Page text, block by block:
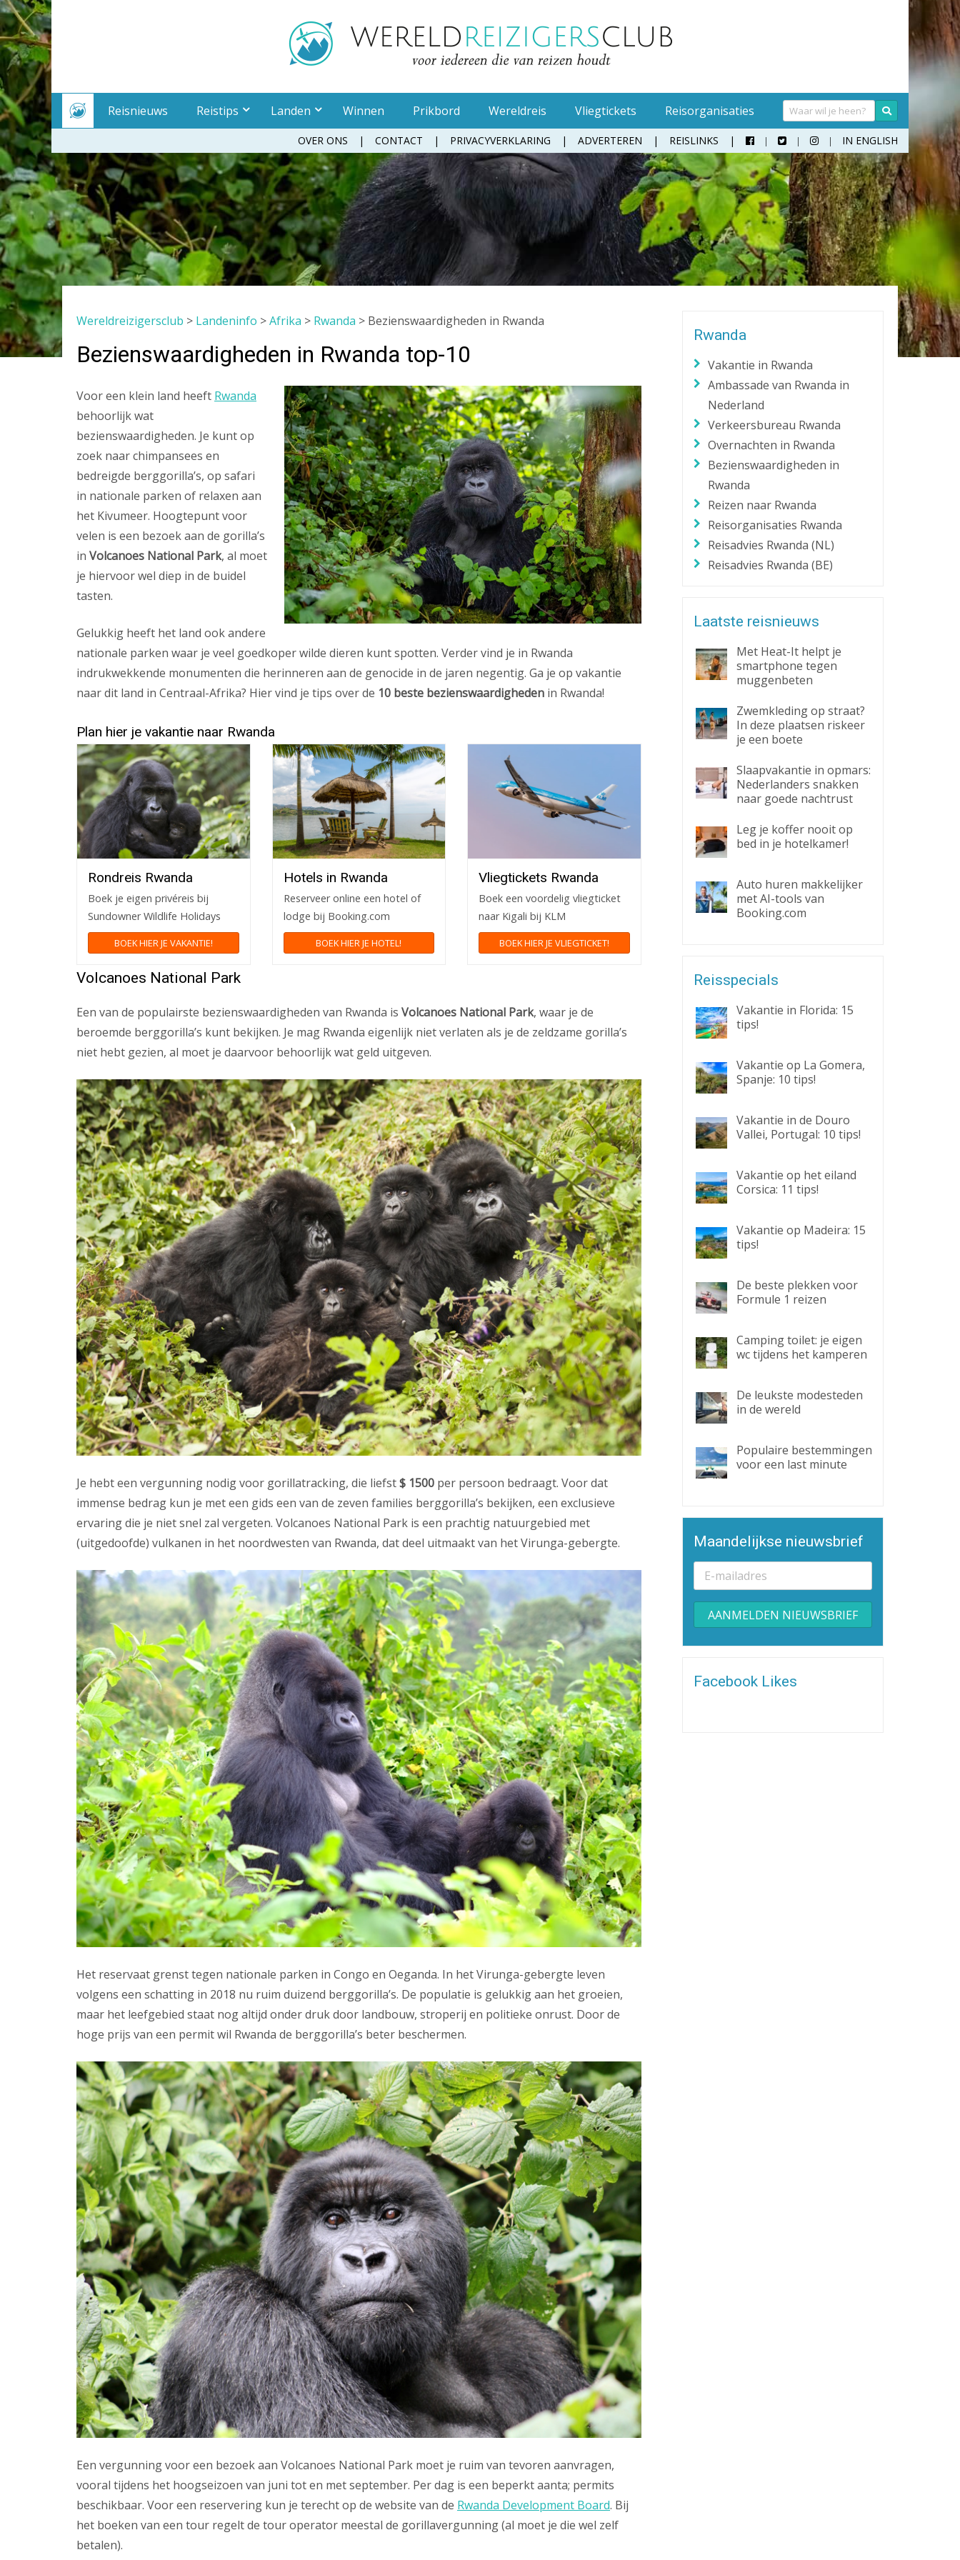
Meteen
naar
inhoud
Reisnieuws Reistips
Muggenspray
Oordopjes
Tandenborstel
Handwasmiddel
Hangmat
Klamboe
Koffer
Moneybelt
Zaklantaarn
Sokken
Teenslippers
Wandelschoenen
Zonnebril
Landen Winnen Prikbord Wereldreis Vliegtickets Reisorganisaties
OVER ONS CONTACT PRIVACYVERKLARING ADVERTEREN REISLINKS    IN ENGLISH
Wereldreizigersclub > Landeninfo >Afrika > Rwanda > Bezienswaardigheden in Rwanda
Bezienswaardigheden in Rwanda top-10
Voor een klein land heeft Rwanda
behoorlijk wat
bezienswaardigheden. Je kunt op
zoek naar chimpansees en
bedreigde berggorilla’s, op safari
in nationale parken of relaxen aan
het Kivumeer. Hoogtepunt voor
velen is een bezoek aan de gorilla’s
in Volcanoes National Park, al moet
je hiervoor wel diep in de buidel
tasten.
Gelukkig heeft het land ook andere
nationale parken waar je veel goedkoper wilde dieren kunt spotten. Verder vind je in Rwanda
indrukwekkende monumenten die herinneren aan de genocide in de jaren negentig. Ga je op vakantie
naar dit land in Centraal-Afrika? Hier vind je tips over de 10 beste bezienswaardigheden in Rwanda!
Plan hier je vakantie naar Rwanda
Rondreis Rwanda
Boek je eigen privéreis bij
Sundowner Wildlife Holidays
BOEK HIER JE VAKANTIE!
Hotels in Rwanda
Reserveer online een hotel of
lodge bij Booking.com
BOEK HIER JE HOTEL!
Vliegtickets Rwanda
Boek een voordelig vliegticket
naar Kigali bij KLM
BOEK HIER JE VLIEGTICKET!
Volcanoes National Park
Een van de populairste bezienswaardigheden van Rwanda is Volcanoes National Park, waar je de
beroemde berggorilla’s kunt bekijken. Je mag Rwanda eigenlijk niet verlaten als je de zeldzame gorilla’s
niet hebt gezien, al moet je daarvoor behoorlijk wat geld uitgeven.
Je hebt een vergunning nodig voor gorillatracking, die liefst$ 1500 per persoon bedraagt. Voor dat
immense bedrag kun je met een gids een van de zeven families berggorilla’s bekijken, een exclusieve
ervaring die je niet snel zal vergeten. Volcanoes National Park is een prachtig natuurgebied met
(uitgedoofde) vulkanen in het noordwesten van Rwanda, dat deel uitmaakt van het Virunga-gebergte.
Het reservaat grenst tegen nationale parken in Congo en Oeganda. In het Virunga-gebergte leven
volgens een schatting in 2018 nu ruim duizend berggorilla’s. De populatie is gelukkig aan het groeien,
maar het leefgebied staat nog altijd onder druk door landbouw, stroperij en politieke onrust. Door de
hoge prijs van een permit wil Rwanda de berggorilla’s beter beschermen.
Een vergunning voor een bezoek aan Volcanoes National Park moet je ruim van tevoren aanvragen,
vooral tijdens het hoogseizoen van juni tot en met september. Per dag is een beperkt aanta; permits
beschikbaar. Voor een reservering kun je terecht op de website van de Rwanda Development Board. Bij
het boeken van een tour regelt de tour operator meestal de gorillavergunning (al moet je die wel zelf
betalen).
Rwanda
Vakantie in Rwanda
Ambassade van Rwanda in
Nederland
Verkeersbureau Rwanda
Overnachten in Rwanda
Bezienswaardigheden in
Rwanda
Reizen naar Rwanda
Reisorganisaties Rwanda
Reisadvies Rwanda (NL)
Reisadvies Rwanda (BE)
Laatste reisnieuws
Met Heat-It helpt je
smartphone tegen
muggenbeten
Zwemkleding op straat?
In deze plaatsen riskeer
je een boete
Slaapvakantie in opmars:
Nederlanders snakken
naar goede nachtrust
Leg je koffer nooit op
bed in je hotelkamer!
Auto huren makkelijker
met AI-tools van
Booking.com
Reisspecials
Vakantie in Florida: 15
tips!
Vakantie op La Gomera,
Spanje: 10 tips!
Vakantie in de Douro
Vallei, Portugal: 10 tips!
Vakantie op het eiland
Corsica: 11 tips!
Vakantie op Madeira: 15
tips!
De beste plekken voor
Formule 1 reizen
Camping toilet: je eigen
wc tijdens het kamperen
De leukste modesteden
in de wereld
Populaire bestemmingen
voor een last minute
Maandelijkse nieuwsbrief
Alternative:
Facebook Likes